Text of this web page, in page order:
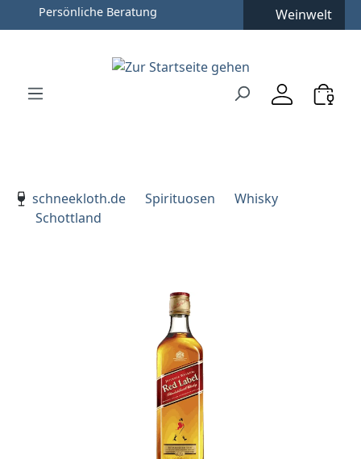
Zum Hauptinhalt springen
Zur Hauptnavigation springen
Persönliche Beratung Weinwelt
schneekloth.de
Spirituosen
Whisky
Schottland
Bildergalerie überspringen